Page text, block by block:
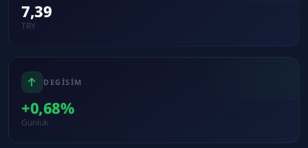
7,39
TRY
DEGISIM
+0,68%
Gunluk